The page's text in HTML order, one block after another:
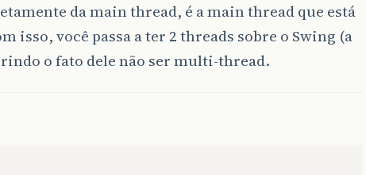
da main thread, é a main thread que está
isso, você passa a ter 2 threads sobre o Swing (a
o fato dele não ser multi-thread.